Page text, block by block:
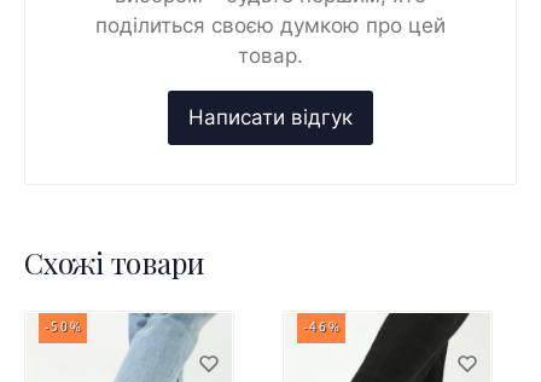
поділиться своєю думкою про цей
товар.
Схожі товари
-50% -46%